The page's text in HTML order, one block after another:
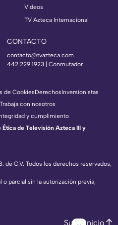
Videos
TV Azteca Internacional
CONTACTO
contacto@tvazteca.com
442 229 1923 | Conmutador
de C.V. Todos los derechos reservados,
parcial sin la autorización previa,
de CookiesDerechosInversionistas
con nosotros
y cumplimiento
de Televisión Azteca III y
Subir inicio